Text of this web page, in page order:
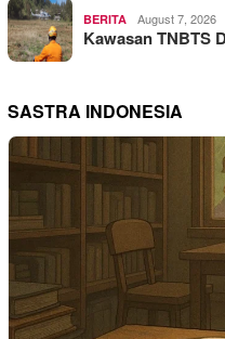
BERITA August 7, 2026
Kawasan TNBTS
SASTRA INDONESIA